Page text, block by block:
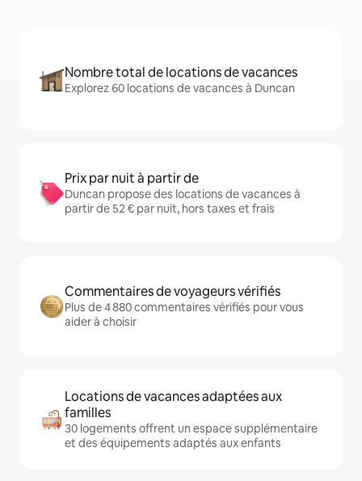
Nombre total de locations de vacances
Explorez 60 locations de vacances à Duncan
Prix par nuit à partir de
Duncan propose des locations de vacances à
partir de 52 € par nuit, hors taxes et frais
Commentaires de voyageurs vérifiés
Plus de 4 880 commentaires vérifiés pour vous
aider à choisir
Locations de vacances adaptées aux
familles
30 logements offrent un espace supplémentaire
et des équipements adaptés aux enfants